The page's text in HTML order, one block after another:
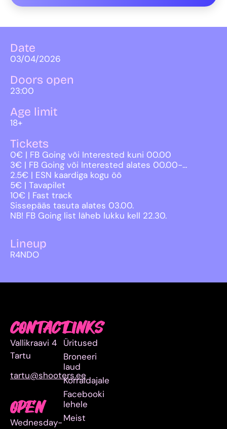
Date
03/04/2026
Doors open
23:00
Age limit
18+
Tickets
0€ | FB Going või Interested kuni 00.00
3€ | FB Going või Interested alates 00.00-…
2.5€ | ESN kaardiga kogu öö
5€ | Tavapilet
10€ | Fast track
Sissepääs tasuta alates 03.00.
NB! FB Going list läheb lukku kell 22.30.
Lineup
R4NDO
CONTACT
Vallikraavi 4
Tartu
tartu@shooters.ee
OPEN
Wednesday-
LINKS
Üritused
Broneeri
laud
Korraldajale
Facebooki
lehele
Meist